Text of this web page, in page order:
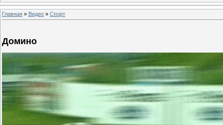
Главная » Видео » Спорт
Домино